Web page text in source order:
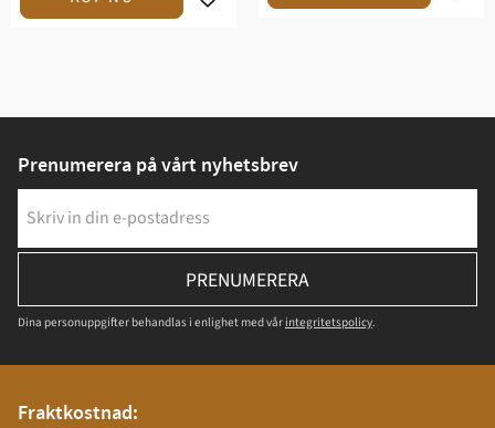
Prenumerera på vårt nyhetsbrev
PRENUMERERA
Dina personuppgifter behandlas i enlighet med vår integritetspolicy.
Fraktkostnad: